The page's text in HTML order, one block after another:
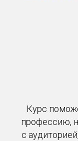
Курс
профессию,
с